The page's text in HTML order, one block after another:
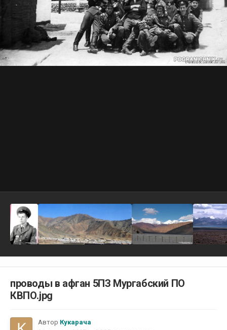
проводы в афган 5ПЗ Мургабский ПО
КВПО.jpg
Автор Кукарача